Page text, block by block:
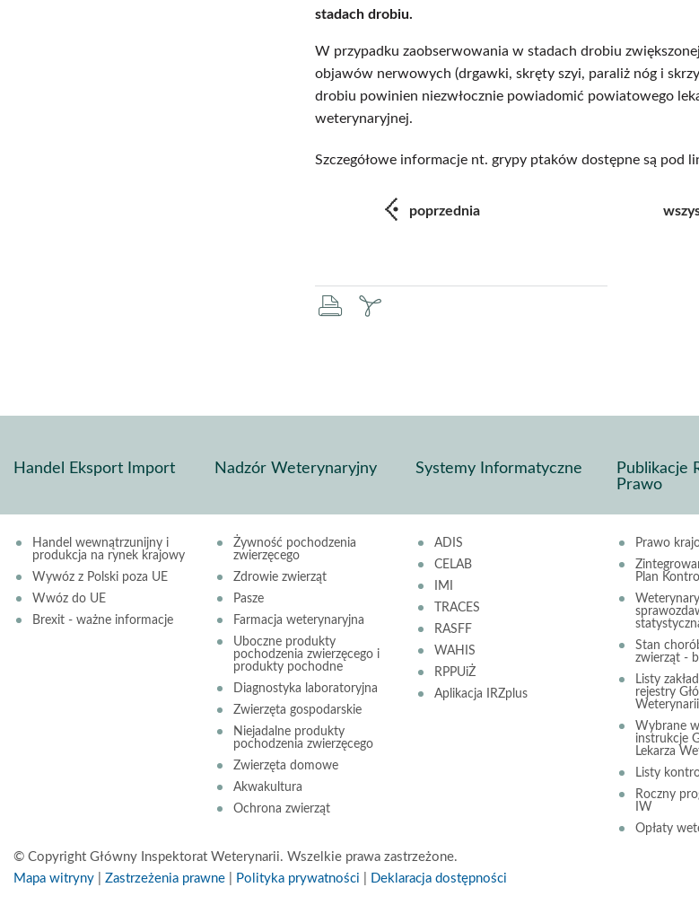
stadach drobiu.
W przypadku zaobserwowania w stadach drobiu
objawów nerwowych (drgawki, skręty szyi, paraliż nóg i
drobiu powinien niezwłocznie powiadomić powiatowego
weterynaryjnej.
Szczegółowe informacje nt. grypy ptaków dostępne są pod
poprzednia
drukujzapisz
Handel Eksport Import
Handel wewnątrzunijny i
produkcja na rynek krajowy
Wywóz z Polski poza UE
Wwóz do UE
Brexit - ważne informacje
Nadzór Weterynaryjny
Żywność pochodzenia
zwierzęcego
Zdrowie zwierząt
Pasze
Farmacja weterynaryjna
Uboczne produkty
pochodzenia zwierzęcego i
produkty pochodne
Diagnostyka laboratoryjna
Zwierzęta gospodarskie
Niejadalne produkty
pochodzenia zwierzęcego
Zwierzęta domowe
Akwakultura
Ochrona zwierząt
Systemy Informatyczne
ADIS
CELAB
IMI
TRACES
RASFF
WAHIS
RPPUiŻ
Aplikacja IRZplus
Publikacje
Prawo
Prawo
Plan
Stan
zwierząt -
Listy
rejestry
Weterynarii
Wybrane
instrukcje
Lekarza
Listy
Roczny
IW
Opłaty
© Copyright Główny Inspektorat Weterynarii. Wszelkie prawa zastrzeżone.
Mapa witryny
Zastrzeżenia prawne Polityka prywatności Deklaracja dostępności